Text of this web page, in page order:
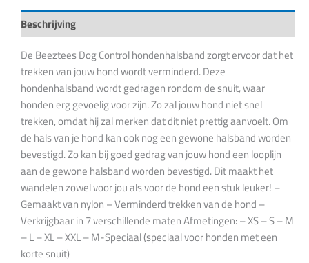
Beschrijving
De Beeztees Dog Control hondenhalsband zorgt ervoor dat het
trekken van jouw hond wordt verminderd. Deze
hondenhalsband wordt gedragen rondom de snuit, waar
honden erg gevoelig voor zijn. Zo zal jouw hond niet snel
trekken, omdat hij zal merken dat dit niet prettig aanvoelt. Om
de hals van je hond kan ook nog een gewone halsband worden
bevestigd. Zo kan bij goed gedrag van jouw hond een looplijn
aan de gewone halsband worden bevestigd. Dit maakt het
wandelen zowel voor jou als voor de hond een stuk leuker! –
Gemaakt van nylon – Verminderd trekken van de hond –
Verkrijgbaar in 7 verschillende maten Afmetingen: – XS – S – M
– L – XL – XXL – M-Speciaal (speciaal voor honden met een
korte snuit)